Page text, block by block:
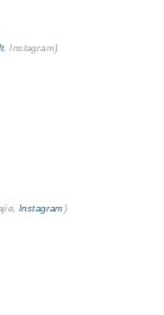
, Instagram)
Instagram )